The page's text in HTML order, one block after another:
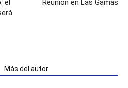
el
Reunión en Las Gamas
Más del autor